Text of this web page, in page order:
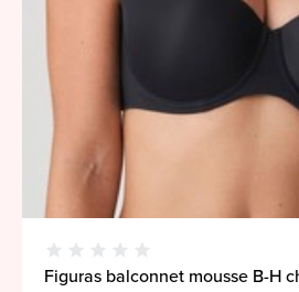
Figuras balconnet mousse B-H